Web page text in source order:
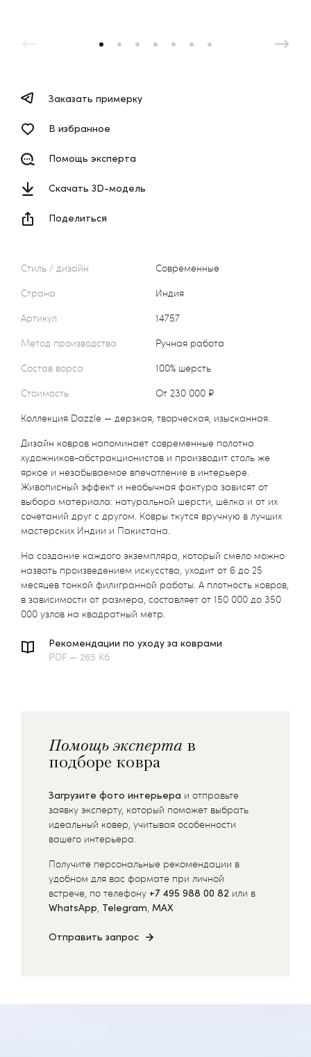
Стиль / дизайн
Современные
Страна
Индия
Артикул
14757
Метод производства
Ручная работа
Состав ворса
100% шерсть
Стоимость
от 230 000 ₽
Коллекция Dazzle — дерзкая, творческая, изысканная.
Дизайн ковров напоминает современные полотна
художников-абстракционистов и производит столь же
яркое и незабываемое впечатление в интерьере.
Живописный эффект и необычная фактура зависят от
выбора материала: натуральной шерсти, шёлка и от их
сочетаний друг с другом. Ковры ткутся вручную в лучших
мастерских Индии и Пакистана.
На создание каждого экземпляра, который смело можно
назвать произведением искусства, уходит от 6 до 25
месяцев тонкой филигранной работы. А плотность ковров,
в зависимости от размера, составляет от 150 000 до 350
000 узлов на квадратный метр.
Рекомендации по уходу за коврами
PDF — 265 Кб
Заказать примерку
В избранное
Помощь эксперта
Скачать 3D-модель
Поделиться
Помощь эксперта в
подборе ковра
Загрузите фото интерьера и отправьте
заявку эксперту, который поможет выбрать
идеальный ковер, учитывая особенности
вашего интерьера.
Получите персональные рекомендации в
удобном для вас формате при личной
встрече, по телефону +7 495 988 00 82 или в
WhatsApp, Telegram, MAX
Отправить запрос